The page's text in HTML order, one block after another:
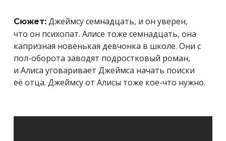
Сюжет: Джеймсу семнадцать, и он уверен,
что он психопат. Алисе тоже семнадцать, она
капризная новенькая девчонка в школе. Они с
пол-оборота заводят подростковый роман,
и Алиса уговаривает Джеймса начать поиски
её отца. Джеймсу от Алисы тоже кое-что нужно.